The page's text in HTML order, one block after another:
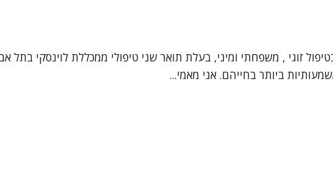
זוגי , משפחתי ומיני, בעלת תואר שני טיפולי ממכללת לוינסקי בתל
ביותר בחייהם. אני מאמי...